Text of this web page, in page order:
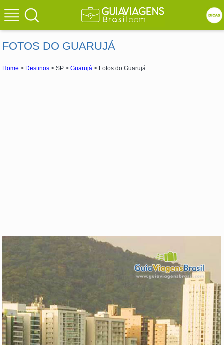
FOTOS DO GUARUJÁ
Home > Destinos > SP > Guarujá > Fotos do Guarujá